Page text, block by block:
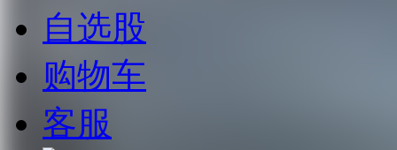
自选股
购物车
客服